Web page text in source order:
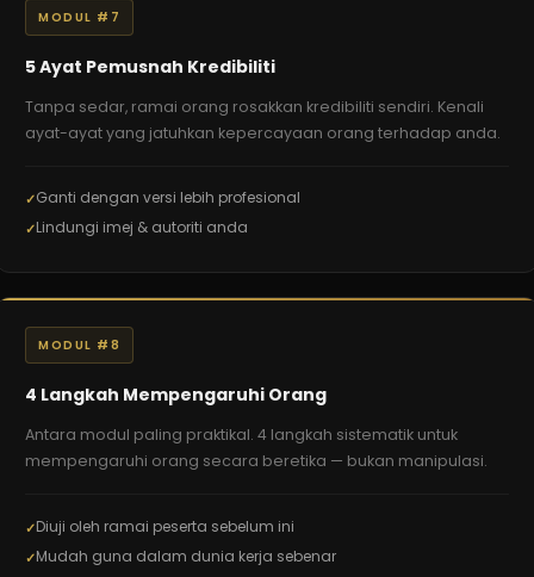
MODUL #7
5 Ayat Pemusnah Kredibiliti
Tanpa sedar, ramai orang rosakkan kredibiliti sendiri. Kenali
ayat-ayat yang jatuhkan kepercayaan orang terhadap anda.
Ganti dengan versi lebih profesional
Lindungi imej & autoriti anda
MODUL #8
4 Langkah Mempengaruhi Orang
Antara modul paling praktikal. 4 langkah sistematik untuk
mempengaruhi orang secara beretika — bukan manipulasi.
Diuji oleh ramai peserta sebelum ini
Mudah guna dalam dunia kerja sebenar